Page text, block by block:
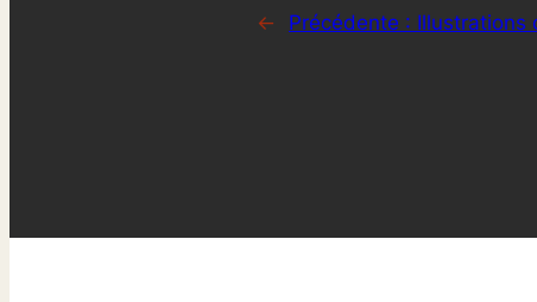
← Précédente : Illustrations